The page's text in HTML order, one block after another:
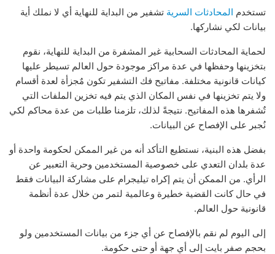
تستخدم المحادثات السرية تشفير من البداية للنهاية أي لا نملك أية
بيانات لكي نشاركها.
لحماية المحادثات السحابية غير المشفرة من البداية للنهاية، نقوم
بتخزينها وحفظها في عدة مراكز موجودة حول العالم تسيطر عليها
كيانات قانونية مختلفة. مفاتيح فك التشفير تكون مٌجزأة لعدة أقسام
ولا يتم تخزينها في نفس المكان الذي يتم فيه تخزين الملفات التي
تٌشفرها هذه المفاتيح. نتيجةً لذلك، تلزمنا طلبات من عدة محاكم لكي
نُجبر على الإفصاح عن البيانات.
بفضل هذه البنية، نستطيع التأكد أنه من غير الممكن لحكومة واحدة أو
عدة بلدان التعدي على خصوصية المستخدمين وحرية التعبير عن
الرأي. من الممكن أن يتم إكراه تيليجرام على مشاركة البيانات فقط
في حال كانت القضية خطيرة وعالمية لتمر من خلال عدة أنظمة
قانونية حول العالم.
إلى اليوم لم نقم بالإفصاح عن أي جزء من بيانات المستخدمين ولو
بحجم صفر بايت إلى أي جهة أو حتى حكومة.